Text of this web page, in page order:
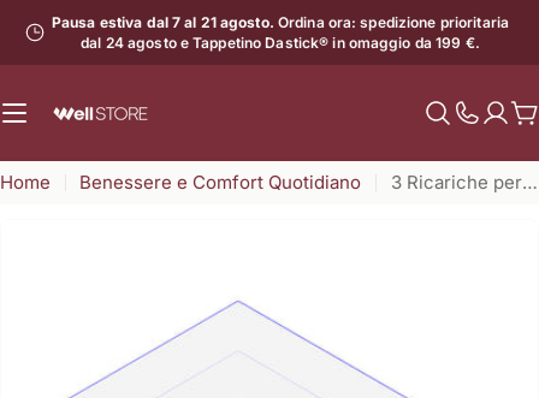
contenuto
Pausa estiva dal 7 al 21 agosto. Ordina ora: spedizione prioritaria
dal 24 agosto e Tappetino Dastick® in omaggio da 199 €.
il
numero
Home Benessere e Comfort Quotidiano 3 Ricariche per Tappetino Decontaminante - (90 fogli)